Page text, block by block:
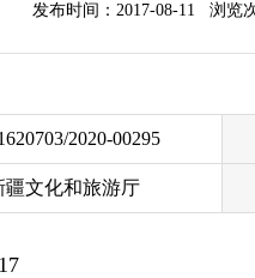
发布时间：2017-08-11 浏览
2020-00295
疆文化和旅游厅